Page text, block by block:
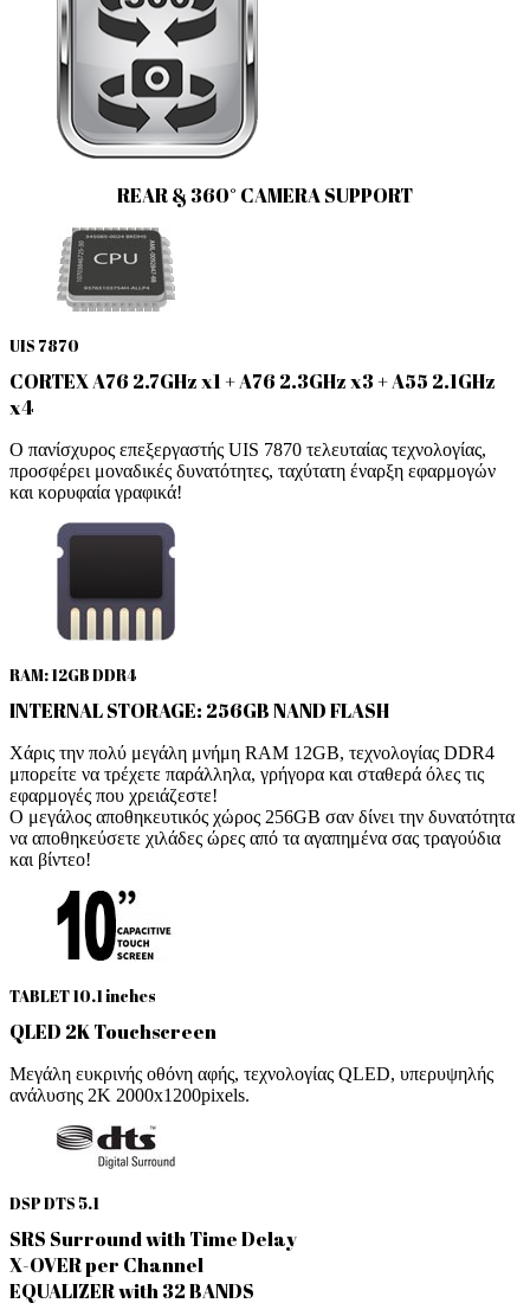
REAR & 360° CAMERA SUPPORT
UIS 7870
CORTEX A76 2.7GHz x1 + A76 2.3GHz x3 + A55 2.1GHz
x4
Ο πανίσχυρος επεξεργαστής UIS 7870 τελευταίας τεχνολογίας,
προσφέρει μοναδικές δυνατότητες, ταχύτατη έναρξη εφαρμογών
και κορυφαία γραφικά!
RAM: 12GB DDR4
INTERNAL STORAGE: 256GB NAND FLASH
Χάρις την πολύ μεγάλη μνήμη RAM 12GB, τεχνολογίας DDR4
μπορείτε να τρέχετε παράλληλα, γρήγορα και σταθερά όλες τις
εφαρμογές που χρειάζεστε!
Ο μεγάλος αποθηκευτικός χώρος 256GB σαν δίνει την δυνατότητα
να αποθηκεύσετε χιλάδες ώρες από τα αγαπημένα σας τραγούδια
και βίντεο!
TABLET 10.1 inches
QLED 2K Touchscreen
Μεγάλη ευκρινής οθόνη αφής, τεχνολογίας QLED, υπερυψηλής
ανάλυσης 2Κ 2000x1200pixels.
DSP DTS 5.1
SRS Surround with Time Delay
X-OVER per Channel
EQUALIZER with 32 BANDS